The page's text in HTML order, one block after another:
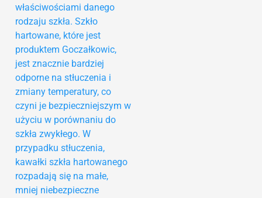
właściwościami danego
rodzaju szkła. Szkło
hartowane, które jest
produktem Goczałkowic,
jest znacznie bardziej
odporne na stłuczenia i
zmiany temperatury, co
czyni je bezpieczniejszym w
użyciu w porównaniu do
szkła zwykłego. W
przypadku stłuczenia,
kawałki szkła hartowanego
rozpadają się na małe,
mniej niebezpieczne